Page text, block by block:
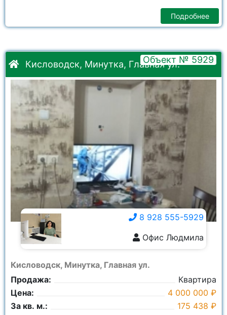
Подробнее
Кисловодск, Минутка, Главная ул.
Объект № 5929
Кисловодск, Минутка, Главная ул.
Продажа:
Квартира
Цена:
4 000 000 ₽
За кв. м.:
175 438 ₽
8 928 555-5929
Офис Людмила